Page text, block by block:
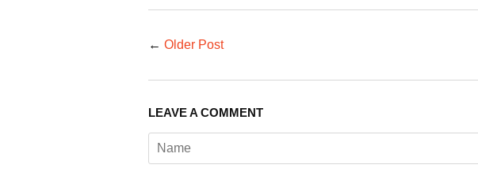
← Older Post
LEAVE A COMMENT
Name